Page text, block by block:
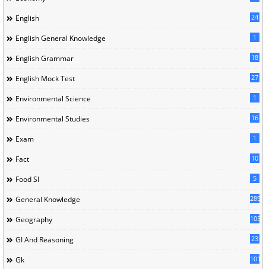
English 24
English General Knowledge 1
English Grammar 18
English Mock Test 27
Environmental Science 1
Environmental Studies 16
Exam 1
Fact 10
Food SI 5
General Knowledge 289
Geography 105
GI And Reasoning 23
Gk 101